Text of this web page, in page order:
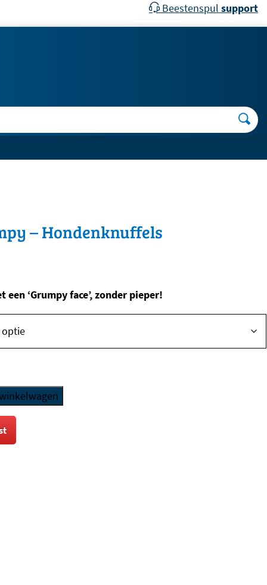
Beestenspul support
– Hondenknuffels
‘Grumpy face’, zonder pieper!